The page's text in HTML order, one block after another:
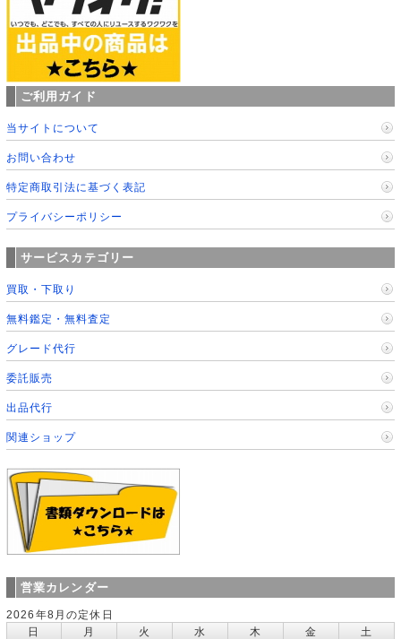
ご利用ガイド
当サイトについて
お問い合わせ
特定商取引法に基づく表記
プライバシーポリシー
サービスカテゴリー
買取・下取り
無料鑑定・無料査定
グレード代行
委託販売
出品代行
関連ショップ
営業カレンダー
2026年8月の定休日
日
月 火 水 木 金
土